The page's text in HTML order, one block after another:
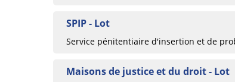
SPIP - Lot
Service pénitentiaire d'insertion et de
Maisons de justice et du droit - Lot